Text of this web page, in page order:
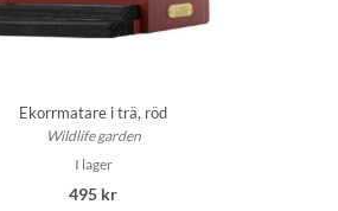
Ekorrmatare i trä, röd
Wildlife garden
I lager
495 kr